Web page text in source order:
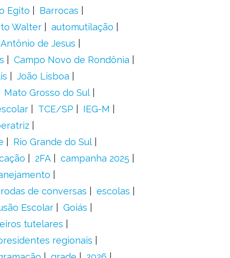
Egito
Barrocas
Walter
automutilação
de Jesus
Campo Novo de Rondônia
João Lisboa
Mato Grosso do Sul
TCE/SP
IEG-M
Rio Grande do Sul
2FA
campanha 2025
rodas de conversas
escolas
Escolar
Goiás
tutelares
regionais